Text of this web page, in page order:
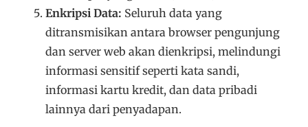
Enkripsi Data: Seluruh data yang
ditransmisikan antara browser pengunjung
dan server web akan dienkripsi, melindungi
informasi sensitif seperti kata sandi,
informasi kartu kredit, dan data pribadi
lainnya dari penyadapan.